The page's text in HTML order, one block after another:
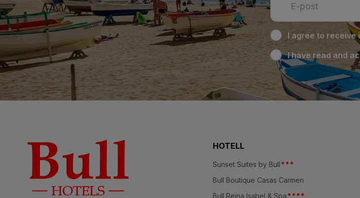
I agree to receive
I have read and
HOTELL
Sunset Suites by Bull * * *
Bull Boutique Casas Carmen
Bull Reina Isabel & Spa * * * *